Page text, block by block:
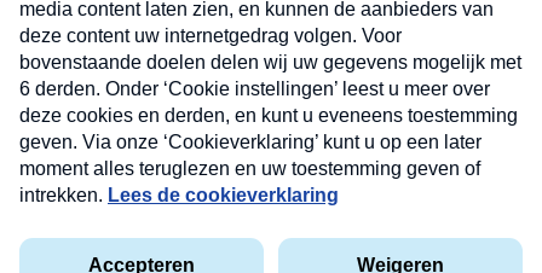
Privacyverklaring
Cookieverklaring
Nieuwsbrief
Neem hier een gratis abonnement op onze
nieuwsbrief. Elke vrijdag- en dinsdagochtend in uw